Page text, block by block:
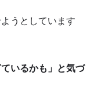
うとしています
いるかも」と気づ